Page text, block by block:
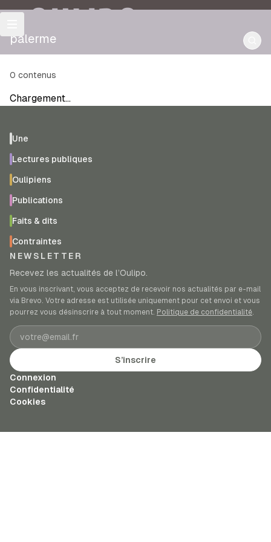
OULIPO
palerme
0 contenus
Chargement…
Une
Lectures publiques
Oulipiens
Publications
Faits & dits
Contraintes
NEWSLETTER
Recevez les actualités de l’Oulipo.
En vous inscrivant, vous acceptez de recevoir nos actualités par e-mail
via Brevo. Votre adresse est utilisée uniquement pour cet envoi et vous
pourrez vous désinscrire à tout moment. Politique de confidentialité.
Adresse e-mail
S’inscrire
Connexion
Confidentialité
Cookies